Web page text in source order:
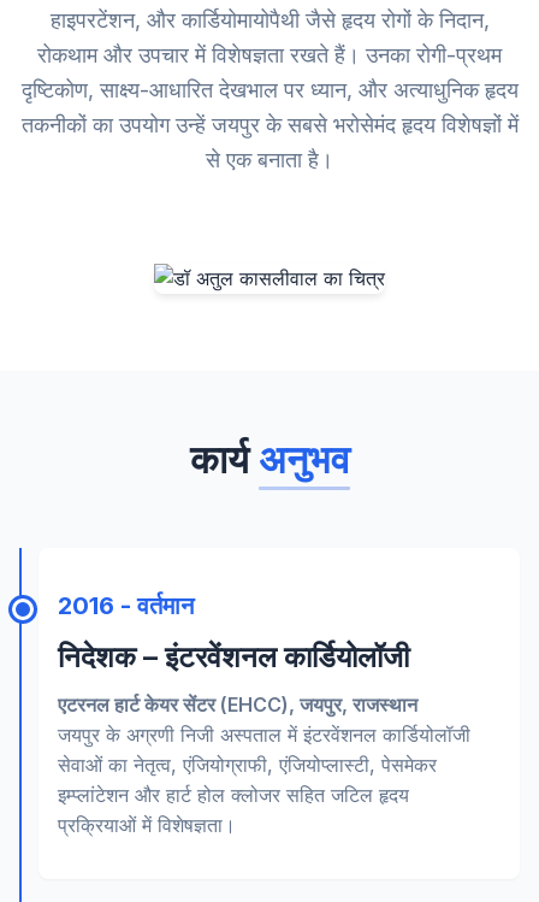
हाइपरटेंशन, और कार्डियोमायोपैथी जैसे हृदय रोगों के निदान,
रोकथाम और उपचार में विशेषज्ञता रखते हैं। उनका रोगी-प्रथम
दृष्टिकोण, साक्ष्य-आधारित देखभाल पर ध्यान, और अत्याधुनिक हृदय
तकनीकों का उपयोग उन्हें जयपुर के सबसे भरोसेमंद हृदय विशेषज्ञों में
से एक बनाता है।
कार्यअनुभव
2016 - वर्तमान
निदेशक – इंटरवेंशनल कार्डियोलॉजी
एटरनल हार्ट केयर सेंटर (EHCC), जयपुर, राजस्थान
जयपुर के अग्रणी निजी अस्पताल में इंटरवेंशनल कार्डियोलॉजी
सेवाओं का नेतृत्व, एंजियोग्राफी, एंजियोप्लास्टी, पेसमेकर
इम्प्लांटेशन और हार्ट होल क्लोजर सहित जटिल हृदय
प्रक्रियाओं में विशेषज्ञता।